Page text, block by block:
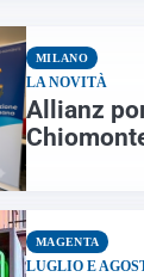
MILANO
LA NOVITÀ
Allianz
MAGENTA
LUGLIO E